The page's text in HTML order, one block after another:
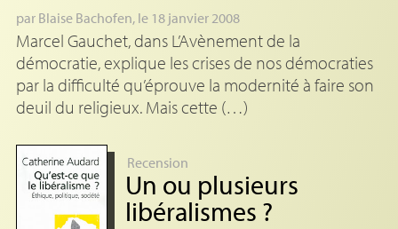
par Blaise Bachofen, le 18 janvier 2008
Marcel Gauchet, dans L’Avènement de la
démocratie, explique les crises de nos démocraties
par la difficulté qu’éprouve la modernité à faire son
deuil du religieux. Mais cette (…)
Recension
Un ou plusieurs
libéralismes ?